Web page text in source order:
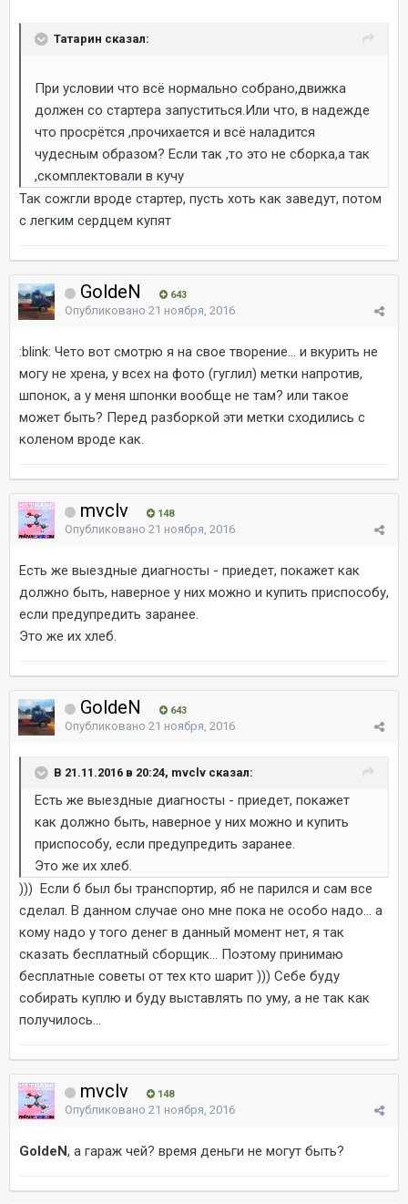
Татарин сказал:
При условии что всё нормально собрано,движка
должен со стартера запуститься.Или что, в надежде
что просрётся ,прочихается и всё наладится
чудесным образом? Если так ,то это не сборка,а так
,скомплектовали в кучу
Так сожгли вроде стартер, пусть хоть как заведут, потом
с легким сердцем купят
GoldeN 643
Опубликовано 21 ноября, 2016
:blink: Чето вот смотрю я на свое творение... и вкурить не
могу не хрена, у всех на фото (гуглил) метки напротив,
шпонок, а у меня шпонки вообще не там? или такое
может быть? Перед разборкой эти метки сходились с
коленом вроде как.
mvclv 148
Опубликовано 21 ноября, 2016
Есть же выездные диагносты - приедет, покажет как
должно быть, наверное у них можно и купить приспособу,
если предупредить заранее.
Это же их хлеб.
GoldeN 643
Опубликовано 21 ноября, 2016
В 21.11.2016 в 20:24, mvclv сказал:
Есть же выездные диагносты - приедет, покажет
как должно быть, наверное у них можно и купить
приспособу, если предупредить заранее.
Это же их хлеб.
))) Если б был бы транспортир, яб не парился и сам все
сделал. В данном случае оно мне пока не особо надо... а
кому надо у того денег в данный момент нет, я так
сказать бесплатный сборщик... Поэтому принимаю
бесплатные советы от тех кто шарит ))) Себе буду
собирать куплю и буду выставлять по уму, а не так как
получилось...
mvclv 148
Опубликовано 21 ноября, 2016
GoldeN, а гараж чей? время деньги не могут быть?